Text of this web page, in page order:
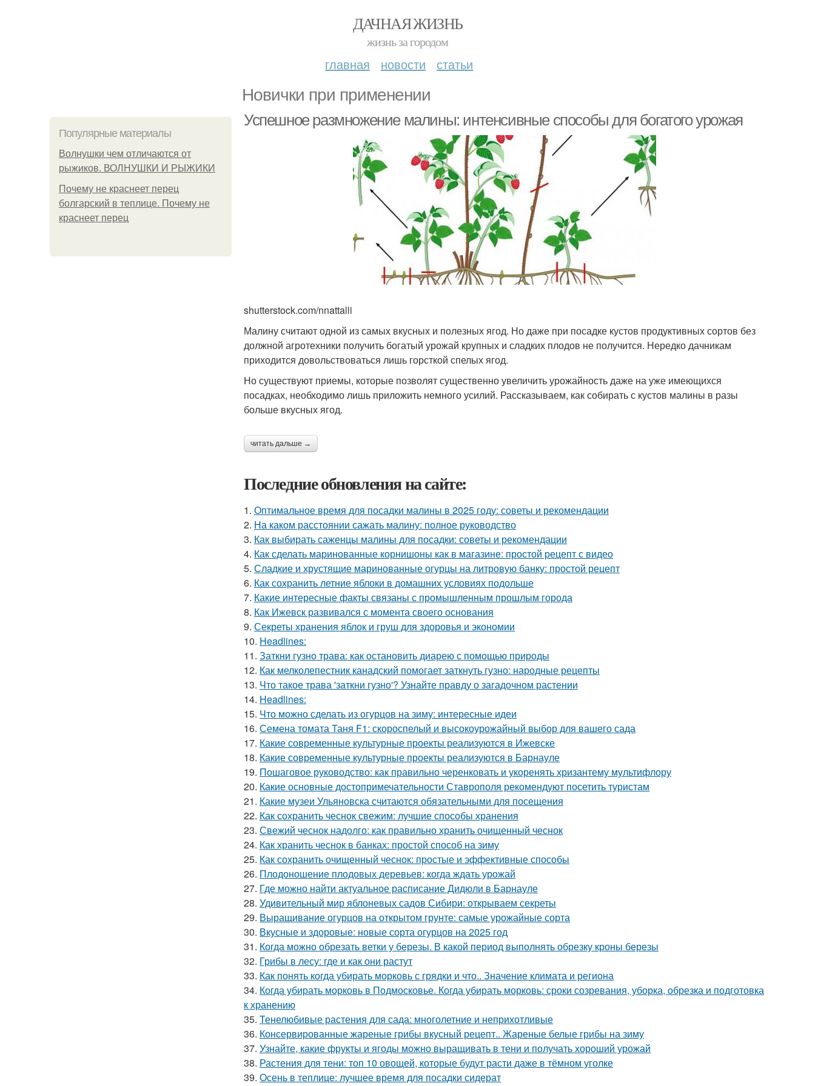
ДАЧНАЯ ЖИЗНЬ
жизнь за городом
главная новости статьи
Новички при применении
Популярные материалы
Волнушки чем отличаются от
рыжиков. ВОЛНУШКИ И РЫЖИКИ
Почему не краснеет перец
болгарский в теплице. Почему не
краснеет перец
Успешное размножение малины: интенсивные способы для богатого урожая
shutterstock.com/nnattalli
Малину считают одной из самых вкусных и полезных ягод. Но даже при посадке кустов продуктивных сортов без
должной агротехники получить богатый урожай крупных и сладких плодов не получится. Нередко дачникам
приходится довольствоваться лишь горсткой спелых ягод.
Но существуют приемы, которые позволят существенно увеличить урожайность даже на уже имеющихся
посадках, необходимо лишь приложить немного усилий. Рассказываем, как собирать с кустов малины в разы
больше вкусных ягод.
читать дальше →
Последние обновления на сайте:
1. Оптимальное время для посадки малины в 2025 году: советы и рекомендации
2. На каком расстоянии сажать малину: полное руководство
3. Как выбирать саженцы малины для посадки: советы и рекомендации
4. Как сделать маринованные корнишоны как в магазине: простой рецепт с видео
5. Сладкие и хрустящие маринованные огурцы на литровую банку: простой рецепт
6. Как сохранить летние яблоки в домашних условиях подольше
7. Какие интересные факты связаны с промышленным прошлым города
8. Как Ижевск развивался с момента своего основания
9. Секреты хранения яблок и груш для здоровья и экономии
10. Headlines:
11. Заткни гузно трава: как остановить диарею с помощью природы
12. Как мелколепестник канадский помогает заткнуть гузно: народные рецепты
13. Что такое трава 'заткни гузно'? Узнайте правду о загадочном растении
14. Headlines:
15. Что можно сделать из огурцов на зиму: интересные идеи
16. Семена томата Таня F1: скороспелый и высокоурожайный выбор для вашего сада
17. Какие современные культурные проекты реализуются в Ижевске
18. Какие современные культурные проекты реализуются в Барнауле
19. Пошаговое руководство: как правильно черенковать и укоренять хризантему мультифлору
20. Какие основные достопримечательности Ставрополя рекомендуют посетить туристам
21. Какие музеи Ульяновска считаются обязательными для посещения
22. Как сохранить чеснок свежим: лучшие способы хранения
23. Свежий чеснок надолго: как правильно хранить очищенный чеснок
24. Как хранить чеснок в банках: простой способ на зиму
25. Как сохранить очищенный чеснок: простые и эффективные способы
26. Плодоношение плодовых деревьев: когда ждать урожай
27. Где можно найти актуальное расписание Дидюли в Барнауле
28. Удивительный мир яблоневых садов Сибири: открываем секреты
29. Выращивание огурцов на открытом грунте: самые урожайные сорта
30. Вкусные и здоровые: новые сорта огурцов на 2025 год
31. Когда можно обрезать ветки у березы. В какой период выполнять обрезку кроны березы
32. Грибы в лесу: где и как они растут
33. Как понять когда убирать морковь с грядки и что.. Значение климата и региона
34. Когда убирать морковь в Подмосковье. Когда убирать морковь: сроки созревания, уборка, обрезка и подготовка
к хранению
35. Тенелюбивые растения для сада: многолетние и неприхотливые
36. Консервированные жареные грибы вкусный рецепт.. Жареные белые грибы на зиму
37. Узнайте, какие фрукты и ягоды можно выращивать в тени и получать хороший урожай
38. Растения для тени: топ 10 овощей, которые будут расти даже в тёмном уголке
39. Осень в теплице: лучшее время для посадки сидерат